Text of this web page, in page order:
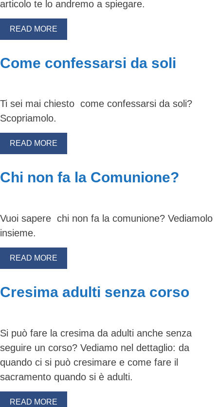
articolo te lo andremo a spiegare.
READ MORE
Come confessarsi da soli
Ti sei mai chiesto come confessarsi da soli?
Scopriamolo.
READ MORE
Chi non fa la Comunione?
Vuoi sapere chi non fa la comunione? Vediamolo
insieme.
READ MORE
Cresima adulti senza corso
Si può fare la cresima da adulti anche senza
seguire un corso? Vediamo nel dettaglio: da
quando ci si può cresimare e come fare il
sacramento quando si è adulti.
READ MORE